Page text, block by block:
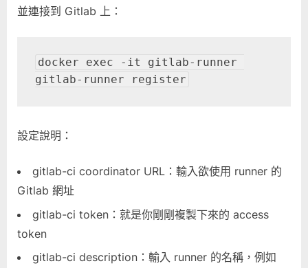
並連接到 Gitlab 上：
docker exec -it gitlab-runner
gitlab-runner register
設定說明：
gitlab-ci coordinator URL：輸入欲使用 runner 的
Gitlab 網址
gitlab-ci token：就是你剛剛複製下來的 access
token
gitlab-ci description：輸入 runner 的名稱，例如